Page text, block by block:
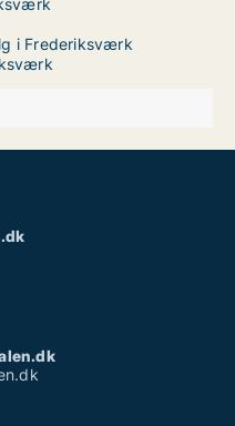
i Frederiksværk